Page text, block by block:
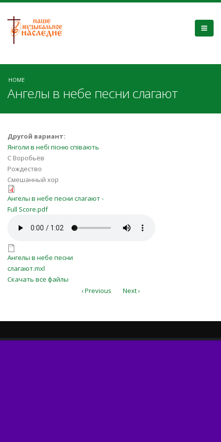
HOME
Ангелы в небе песни слагают
Другой вариант:
Янголи в небі пісню співають
С Воробьёв
Рождество
Смешанный хор
Ангелы в небе песни слагают -
Full Score.pdf
Ангелы в небе песни слагают -
Full Score.pdf
Ангелы в небе песни
слагают.mp3
Ангелы в небе песни слагают.mxl
Ангелы в небе песни
слагают.mxl
Скачать все файлы
‹ Previous
Next ›